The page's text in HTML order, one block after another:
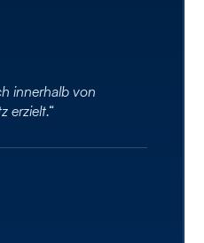
innerhalb von
erzielt.“